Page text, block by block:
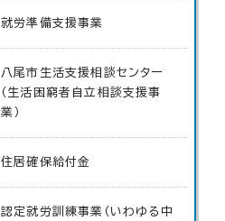
就労準備支援事業
八尾市生活支援相談センター
（生活困窮者自立相談支援事
業）
住居確保給付金
認定就労訓練事業（いわゆる中